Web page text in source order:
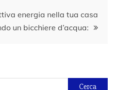
energia nella tua casa
un bicchiere d’acqua: